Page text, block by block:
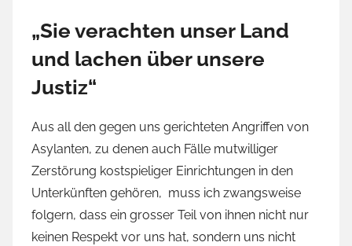
„Sie verachten unser Land
und lachen über unsere
Justiz“
Aus all den gegen uns gerichteten Angriffen von
Asylanten, zu denen auch Fälle mutwilliger
Zerstörung kostspieliger Einrichtungen in den
Unterkünften gehören, muss ich zwangsweise
folgern, dass ein grosser Teil von ihnen nicht nur
keinen Respekt vor uns hat, sondern uns nicht